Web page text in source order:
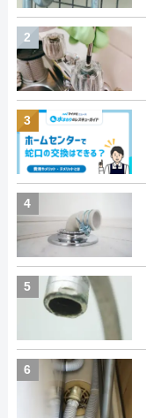
2
3
4
5
6